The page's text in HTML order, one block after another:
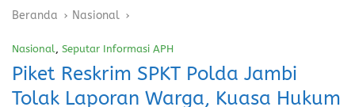
Beranda Nasional
Nasional, Seputar Informasi APH
Piket Reskrim SPKT Polda Jambi
Tolak Laporan Warga, Kuasa Hukum